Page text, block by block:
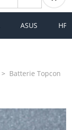
ASUS HP
Batterie Topcon